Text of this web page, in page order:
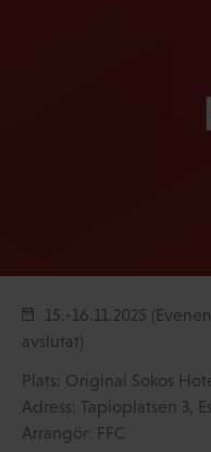
15.-16.11.2025
avslutat)
Plats: Original Sokos
Adress: Tapioplatsen 3,
Arrangör: FFC